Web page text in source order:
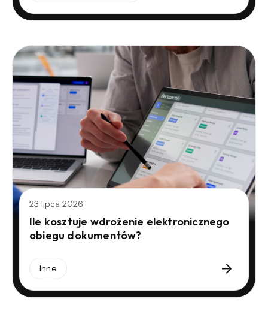
23 lipca 2026
Ile kosztuje wdrożenie elektronicznego
obiegu dokumentów?
Inne